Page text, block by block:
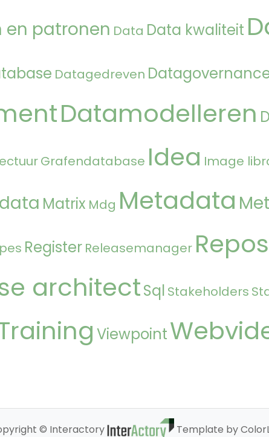
en patronen Data Data kwaliteit
Datagedreven
Datamodelleren
Grafendatabase Idea Image
Matrix Mdg Metadata
Register Releasemanager
architectSql Stakeholders
Viewpoint
© Interactory Template by